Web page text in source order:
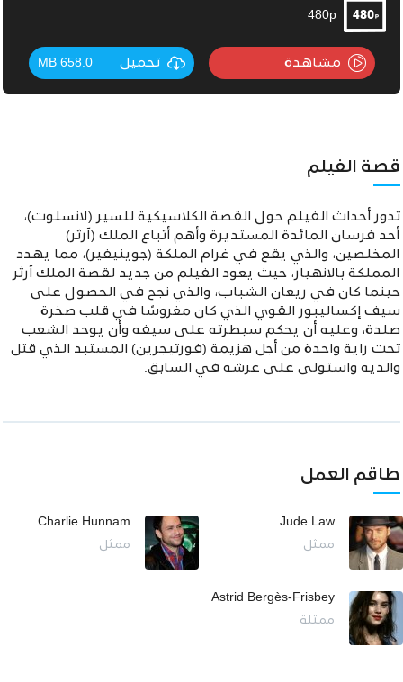
480p
مشاهدة تحميل 658.0 MB
قصة الفيلم
تدور أحداث الفيلم حول القصة الكلاسيكية للسير (لانسلوت)،
أحد فرسان المائدة المستديرة وأهم أتباع الملك (آرثر)
المخلصين، والذي يقع في غرام الملكة (جوينيفير)، مما يهدد
المملكة بالانهيار، حيث يعود الفيلم من جديد لقصة الملك آرثر
حينما كان في ريعان الشباب، والذي نجح في الحصول على
سيف إكساليبور القوي الذي كان مغروسًا في قلب صخرة
صلدة، وعليه أن يحكم سيطرته على سيفه وأن يوحد الشعب
تحت راية واحدة من أجل هزيمة (فورتيجرين) المستبد الذي قتل
والديه واستولى على عرشه في السابق.
طاقم العمل
Jude Law
ممثل
Charlie Hunnam
ممثل
Astrid Bergès-Frisbey
ممثلة